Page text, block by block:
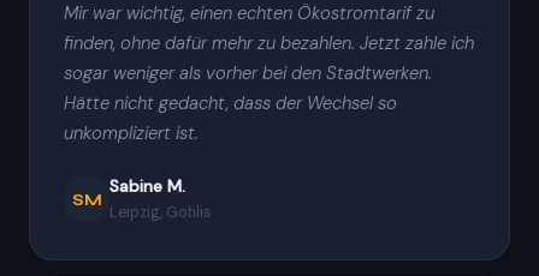
Mir war wichtig, einen echten Ökostromtarif zu
finden, ohne dafür mehr zu bezahlen. Jetzt zahle ich
sogar weniger als vorher bei den Stadtwerken.
Hätte nicht gedacht, dass der Wechsel so
unkompliziert ist.
SM
Sabine M.
Leipzig, Gohlis